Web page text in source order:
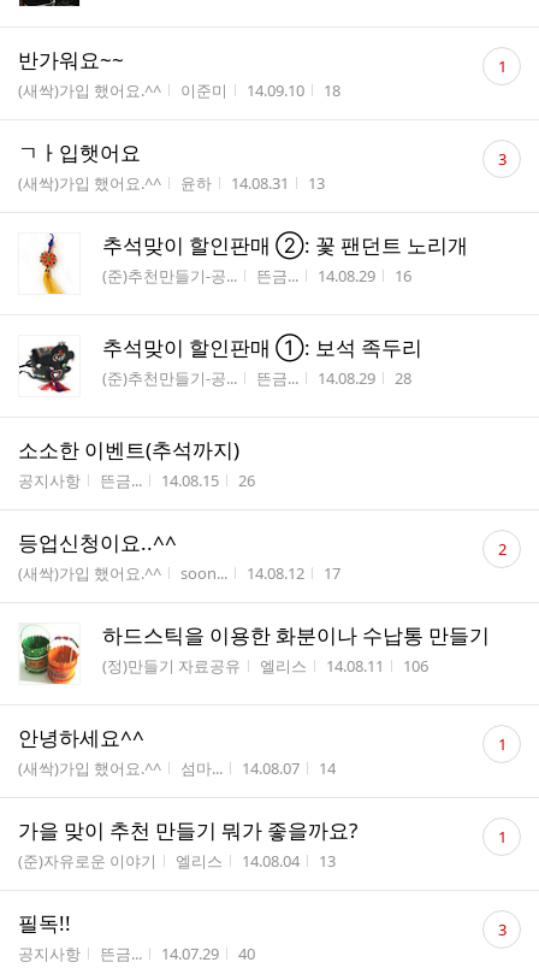
반가워요~~
게시판명
(새싹)가입 했어요.^^ 작성자
이준미 작성시간
14.09.10 조회수
18
댓
글 1
ㄱㅏ입햇어요
게시판명
(새싹)가입 했어요.^^ 작성자
윤하 작성시간
14.08.31 조회수
13
댓
글 3
추석맞이 할인판매 ②: 꽃 팬던트 노리개
게시판명
(준)추천만들기-공... 작성자
뜬금... 작성시간
14.08.29 조회수
16
추석맞이 할인판매 ①: 보석 족두리
게시판명
(준)추천만들기-공... 작성자
뜬금... 작성시간
14.08.29 조회수
28
소소한 이벤트(추석까지)
게시판명
공지사항 작성자
뜬금... 작성시간
14.08.15 조회수
26
등업신청이요..^^
게시판명
(새싹)가입 했어요.^^ 작성자
soon... 작성시간
14.08.12 조회수
17
댓
글 2
하드스틱을 이용한 화분이나 수납통 만들기
게시판명
(정)만들기 자료공유 작성자
엘리스 작성시간
14.08.11 조회수
106
안녕하세요^^
게시판명
(새싹)가입 했어요.^^ 작성자
섬마... 작성시간
14.08.07 조회수
14
댓
글 1
가을 맞이 추천 만들기 뭐가 좋을까요?
게시판명
(준)자유로운 이야기 작성자
엘리스 작성시간
14.08.04 조회수
13
댓
글 1
필독!!
게시판명
공지사항 작성자
뜬금... 작성시간
14.07.29 조회수
40
댓
글 3